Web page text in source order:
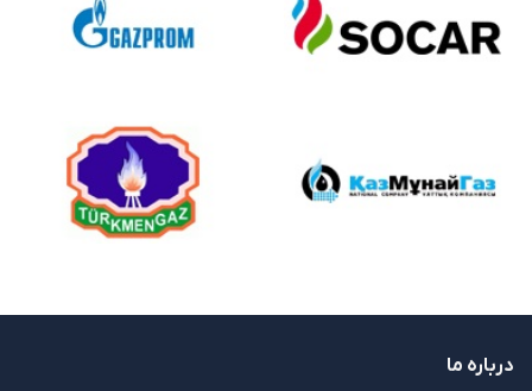
درباره ما